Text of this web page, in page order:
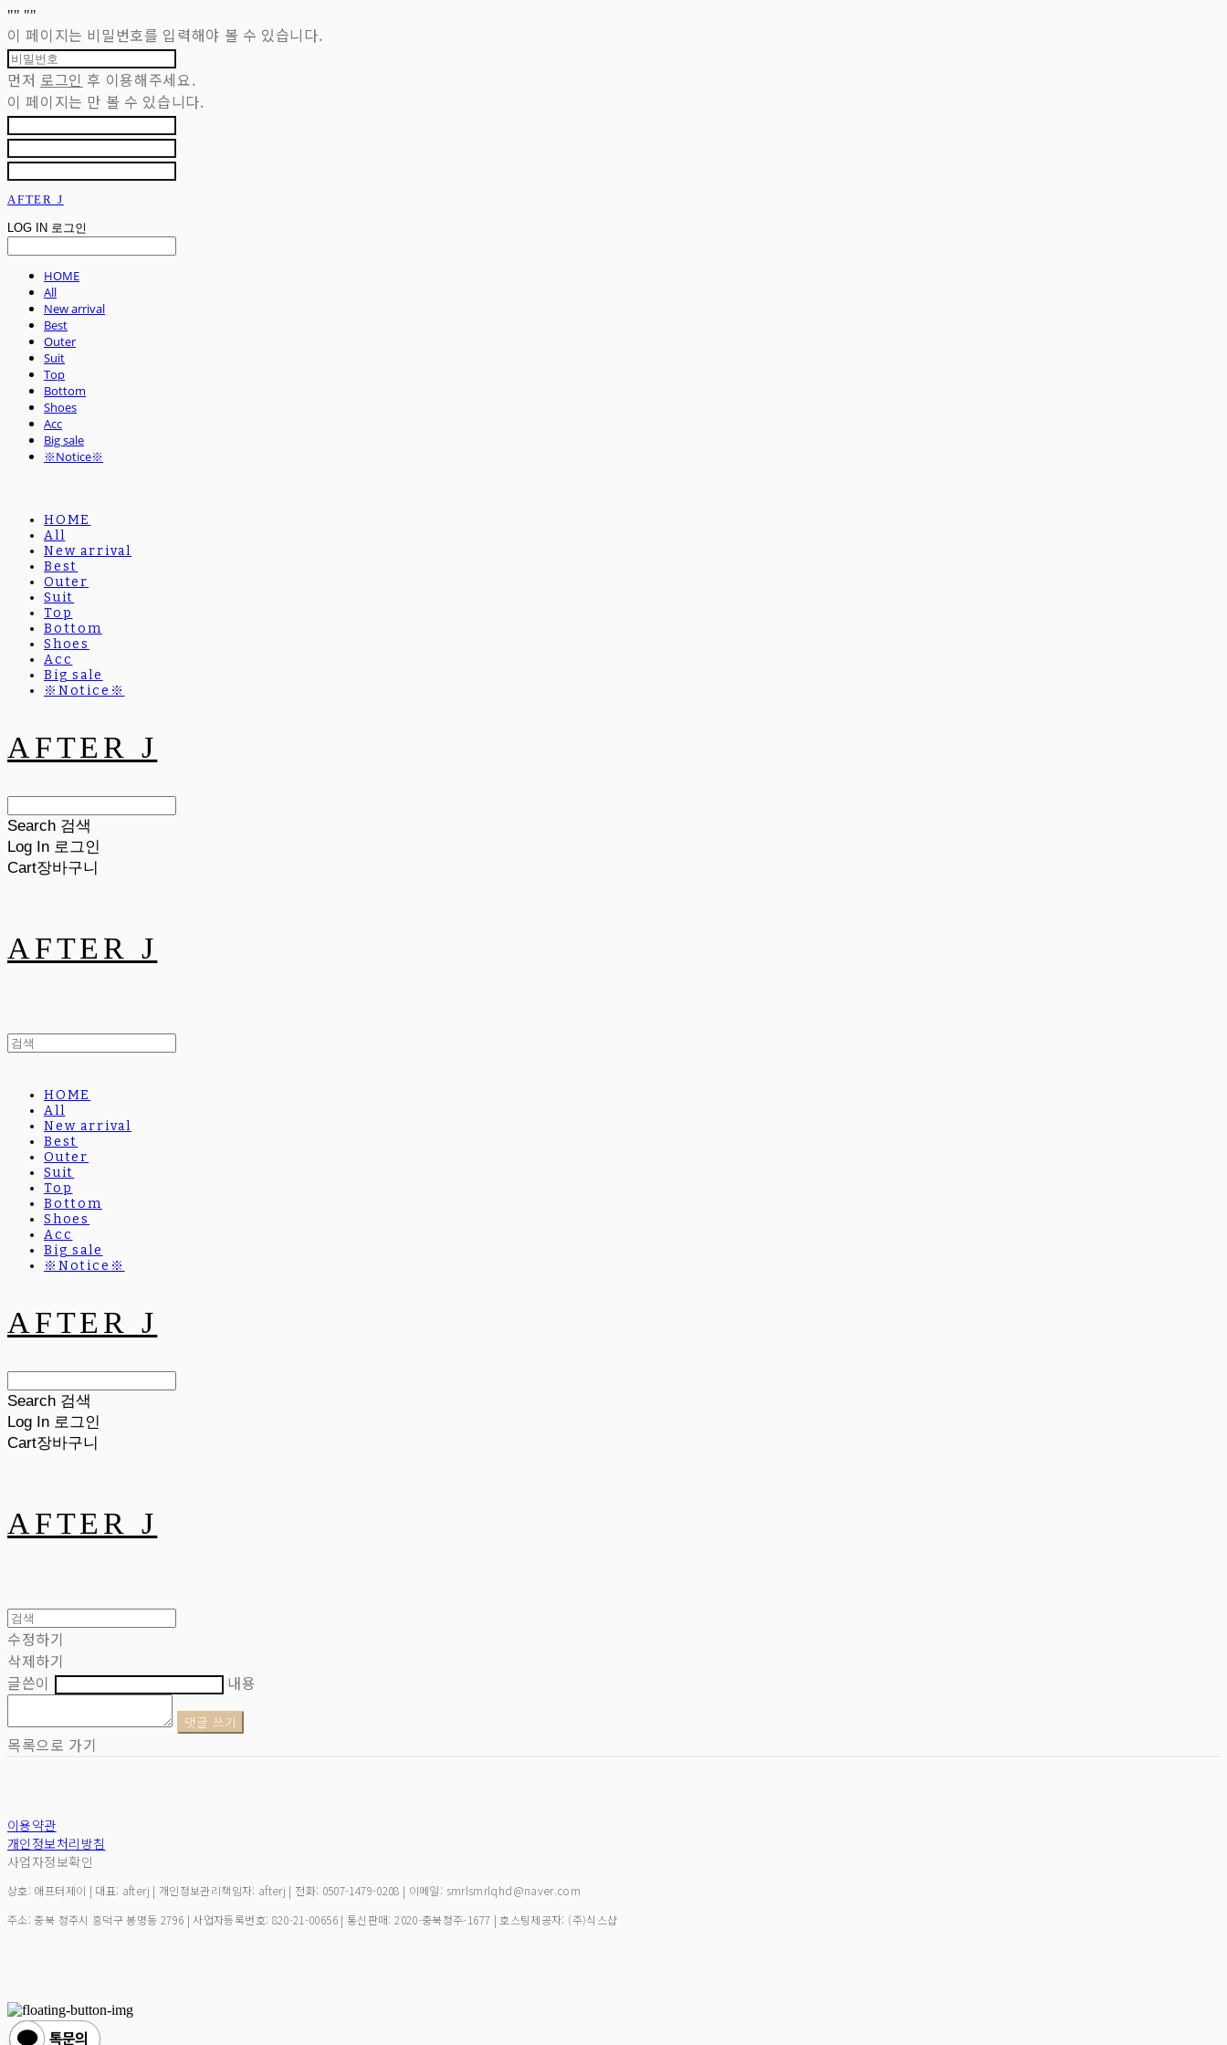
"" ""
이 페이지는 비밀번호를 입력해야 볼 수 있습니다.
먼저 로그인 후 이용해주세요.
이 페이지는 만 볼 수 있습니다.
AFTER J
LOG IN 로그인
HOME
All
New arrival
Best
Outer
Suit
Top
Bottom
Shoes
Acc
Big sale
※Notice※
HOME
All
New arrival
Best
Outer
Suit
Top
Bottom
Shoes
Acc
Big sale
※Notice※
AFTER J
Search 검색
Log In 로그인
Cart장바구니
AFTER J
HOME
All
New arrival
Best
Outer
Suit
Top
Bottom
Shoes
Acc
Big sale
※Notice※
AFTER J
Search 검색
Log In 로그인
Cart장바구니
AFTER J
수정하기
삭제하기
글쓴이
내용
댓글 쓰기
목록으로 가기
이용약관
개인정보처리방침
사업자정보확인
상호: 애프터제이 | 대표: afterj | 개인정보관리책임자: afterj | 전화: 0507-1479-0208 | 이메일: smrlsmrlqhd@naver.com
주소: 충북 청주시 흥덕구 봉명동 2796 | 사업자등록번호: 820-21-00656| 통신판매:2020-충북청주-1677 | 호스팅제공자: (주)식스샵